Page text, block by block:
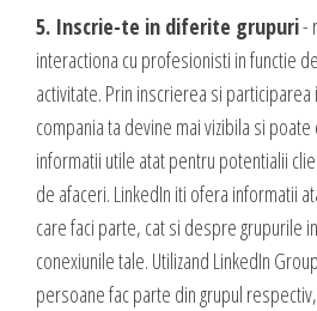
5. Inscrie-te in diferite grupuri-
interactiona cu profesionisti in functie
activitate. Prin inscrierea si
compania ta devine mai vizibila si
informatii utile atat pentru potentialii
de afaceri. LinkedIn iti ofera informatii
care faci parte, cat si despre grupurile
conexiunile tale. Utilizand LinkedIn
persoane fac parte din grupul